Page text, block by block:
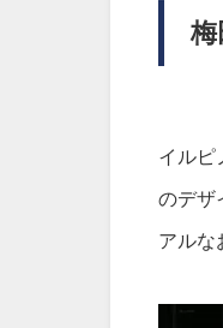
イルピ
のデザ
アルな